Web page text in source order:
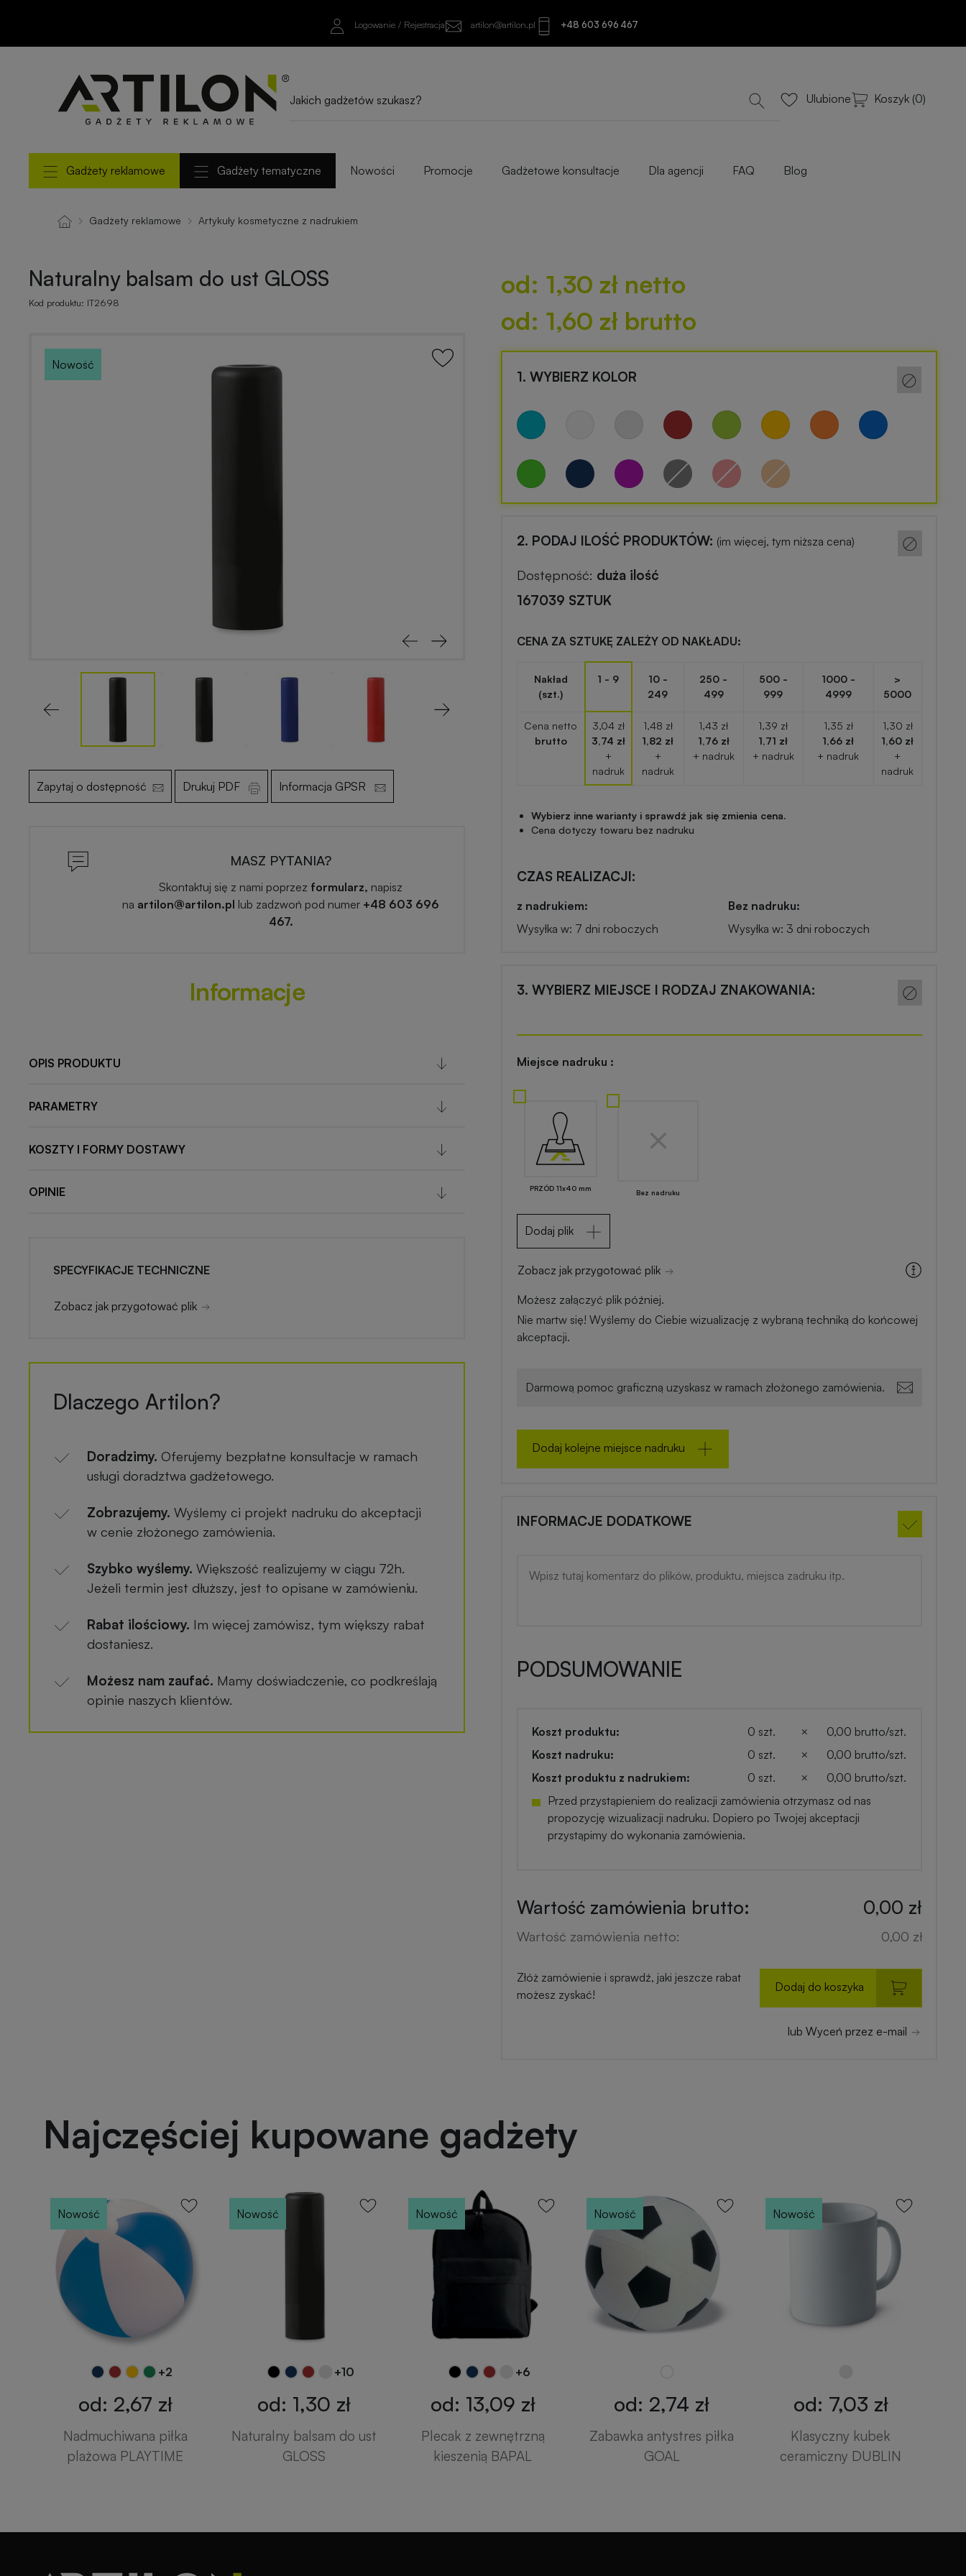
ust GLOSS
od: 1,30 zł netto
Logowanie / Rejestracja artilon@artilon.pl +48 603 696 467
Ulubione Koszyk (0)
Gadżety reklamowe Gadżety tematyczne Nowości Promocje Gadżetowe konsultacje Dla agencji FAQ Blog
Gadżety reklamowe Artykuły kosmetyczne z nadrukiem
Naturalny balsam do ust GLOSS
Kod produktu: IT2698
Nowość
Next
Zapytaj o dostępność Drukuj PDF Informacja GPSR
MASZ PYTANIA?
Skontaktuj się z nami poprzez formularz, napisz
na artilon@artilon.pl lub zadzwoń pod numer +48 603 696
467.
Informacje
OPIS PRODUKTU
PARAMETRY
KOSZTY I FORMY DOSTAWY
OPINIE
SPECYFIKACJE TECHNICZNE
Zobacz jak przygotować plik
Dlaczego Artilon?
Doradzimy. Oferujemy bezpłatne konsultacje w ramach
usługi doradztwa gadżetowego.
Zobrazujemy. Wyślemy ci projekt nadruku do akceptacji
w cenie złożonego zamówienia.
Szybko wyślemy. Większość realizujemy w ciągu 72h.
Jeżeli termin jest dłuższy, jest to opisane w zamówieniu.
Rabat ilościowy. Im więcej zamówisz, tym większy rabat
dostaniesz.
Możesz nam zaufać. Mamy doświadczenie, co podkreślają
opinie naszych klientów.
od: 1,30 zł netto
od: 1,60 zł brutto
1. WYBIERZ KOLOR
2. PODAJ ILOŚĆ PRODUKTÓW: (im więcej, tym niższa cena)
Dostępność: duża ilość
167039 SZTUK
CENA ZA SZTUKĘ ZALEŻY OD NAKŁADU:
Nakład
(szt.)
1 - 9
10 -
249
250 -
499
500 -
999
1000 -
4999
>
5000
Cena netto
brutto
3,04 zł
3,74 zł
+
nadruk
1,48 zł
1,82 zł
+
nadruk
1,43 zł
1,76 zł
+ nadruk
1,39 zł
1,71 zł
+ nadruk
1,35 zł
1,66 zł
+ nadruk
1,30 zł
1,60 zł
+
nadruk
Wybierz inne warianty i sprawdź jak się zmienia cena.
Cena dotyczy towaru bez nadruku
CZAS REALIZACJI:
z nadrukiem:
Wysyłka w: 7 dni roboczych
Bez nadruku:
Wysyłka w: 3 dni roboczych
3. WYBIERZ MIEJSCE I RODZAJ ZNAKOWANIA:
Miejsce nadruku :
PRZÓD 11x40 mm Bez nadruku
Dodaj plik
Zobacz jak przygotować plik
Możesz załączyć plik później.
Nie martw się! Wyślemy do Ciebie wizualizację z wybraną techniką do końcowej
akceptacji.
Darmową pomoc graficzną uzyskasz w ramach złożonego zamówienia.
Dodaj kolejne miejsce nadruku
INFORMACJE DODATKOWE
PODSUMOWANIE
Koszt produktu: 0 szt. ×
0,00 brutto/szt.
Koszt nadruku:
0 szt. ×
0,00 brutto/szt.
Koszt produktu z nadrukiem:
0 szt. ×
0,00 brutto/szt.
Przed przystąpieniem do realizacji zamówienia otrzymasz od nas
propozycję wizualizacji nadruku. Dopiero po Twojej akceptacji
przystąpimy do wykonania zamówienia.
Wartość zamówienia brutto: 0,00 zł
Wartość zamówienia netto: 0,00 zł
Złóż zamówienie i sprawdź, jaki jeszcze rabat
możesz zyskać!
Dodaj do koszyka
lub Wyceń przez e-mail
Najczęściej kupowane gadżety
Nowość
+2
od: 2,67 zł
Nadmuchiwana piłka
plażowa PLAYTIME
Nowość
+10
od: 1,30 zł
Naturalny balsam do ust
GLOSS
Nowość
+6
od: 13,09 zł
Plecak z zewnętrzną
kieszenią BAPAL
Nowość
od: 2,74 zł
Zabawka antystres piłka
GOAL
Nowość
od: 7,03 zł
Klasyczny kubek
ceramiczny DUBLIN